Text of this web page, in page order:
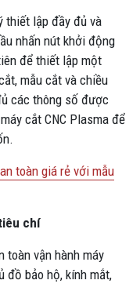
thiết lập đầy đủ và
nhấn nút khởi động
để thiết lập một
mẫu cắt và chiều
các thông số được
cắt CNC Plasma để
toàn giá rẻ với mẫu
chí
toàn vận hành máy
đồ bảo hộ, kính mắt,